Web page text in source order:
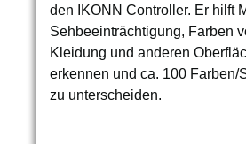
den IKONN Controller. Er hilft
Sehbeeinträchtigung, Farben
Kleidung und anderen
erkennen und ca. 100 Farben/
zu unterscheiden.